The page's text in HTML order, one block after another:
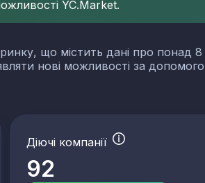
YC.Market.
що містить дані про понад
нові можливості за
Діючі компанії
92